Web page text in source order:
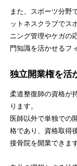
また、スポーツ分野
ットネスクラブでス
ニング管理やケガの
門知識を活かせるフ
独立開業権を活
柔道整復師の資格が
ります。
医師以外で単独での
格であり、資格取得
接骨院を開業できます